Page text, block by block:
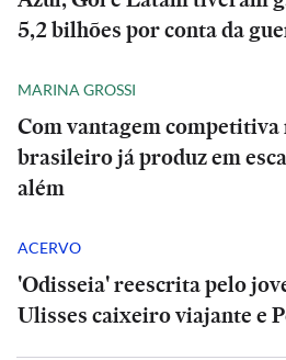
5,2 bilhões por conta da
MARINA GROSSI
Com vantagem
brasileiro já produz em
além
ACERVO
'Odisseia' reescrita pelo
Ulisses caixeiro viajante e